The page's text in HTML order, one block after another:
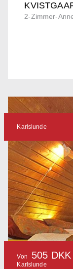
2-Zimmer-
Karlslunde
Von 505 DKK
Karlslunde